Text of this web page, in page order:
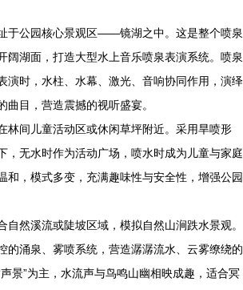
于公园核心景观区——镜湖之中。这是整个喷泉
阔湖面，打造大型水上音乐喷泉表演系统。喷泉
演时，水柱、水幕、激光、音响协同作用，演绎
曲目，营造震撼的视听盛宴。
林间儿童活动区或休闲草坪附近。采用旱喷形
，无水时作为活动广场，喷水时成为儿童与家庭
和，模式多变，充满趣味性与安全性，增强公园
自然溪流或陡坡区域，模拟自然山涧跌水景观。
的涌泉、雾喷系统，营造潺潺流水、云雾缭绕的
景”为主，水流声与鸟鸣山幽相映成趣，适合冥